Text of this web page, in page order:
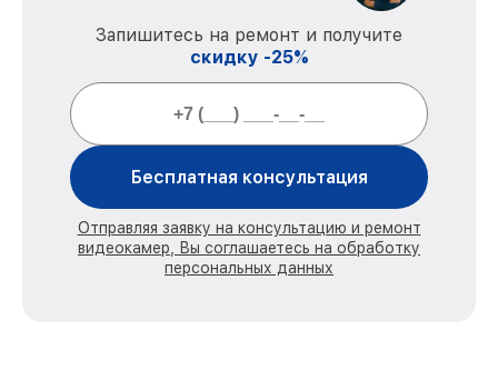
Запишитесь на ремонт и получите
скидку -25%
Бесплатная консультация
Отправляя заявку на консультацию и ремонт
видеокамер, Вы соглашаетесь на обработку
персональных данных